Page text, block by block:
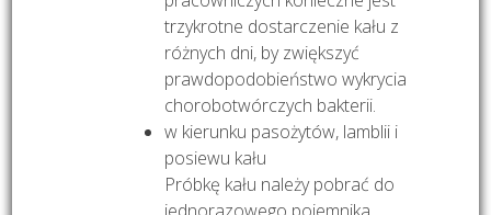
trzykrotne dostarczenie kału z
różnych dni, by zwiększyć
prawdopodobieństwo wykrycia
chorobotwórczych bakterii.
w kierunku pasożytów, lamblii i
posiewu kału
Próbkę kału należy pobrać do